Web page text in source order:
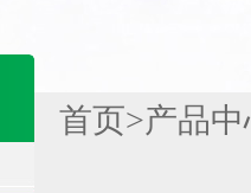
首页>产品